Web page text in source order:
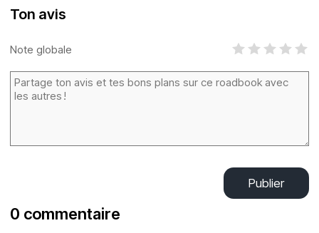
Ton avis
Note globale
Publier
0 commentaire